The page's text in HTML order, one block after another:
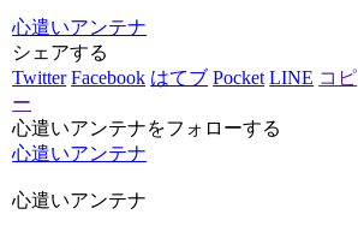
心遣いアンテナ
シェアする
Twitter Facebook はてブ Pocket LINE コピ
ー
心遣いアンテナをフォローする
心遣いアンテナ
心遣いアンテナ